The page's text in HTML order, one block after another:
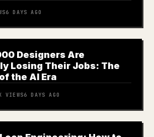
6 DAYS AGO
Designers Are
Losing Their Jobs: The
the AI Era
VIEWS6 DAYS AGO